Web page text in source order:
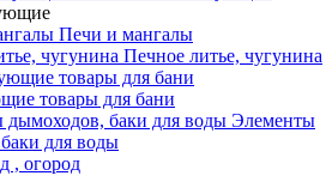
Печи и мангалы
Печное литье, чугунина
товары для бани
Элементы
для воды
, огород